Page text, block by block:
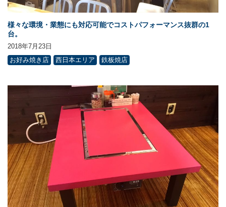
様々な環境・業態にも対応可能でコストパフォーマンス抜群の1
台。
2018年7月23日
お好み焼き店
西日本エリア 鉄板焼店